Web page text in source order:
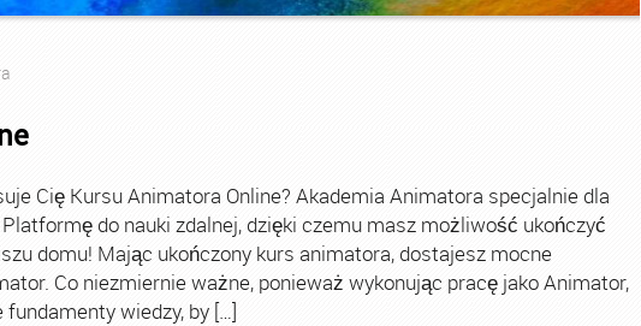
Cię Kursu Animatora Online? Akademia Animatora specjalnie dla
do nauki zdalnej, dzięki czemu masz możliwość ukończyć
domu! Mając ukończony kurs animatora, dostajesz mocne
Co niezmiernie ważne, ponieważ wykonując pracę jako Animator,
wiedzy, by […]